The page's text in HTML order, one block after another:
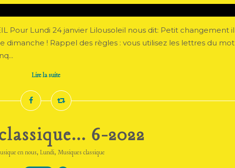
Pour Lundi 24 janvier Lilousoleil nous dit: Petit changement il
dimanche ! Rappel des règles : vous utilisez les lettres du mot
Lire la suite
6-2022
en nous, Lundi, Musiques classique